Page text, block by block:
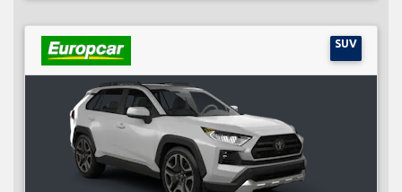
SUV